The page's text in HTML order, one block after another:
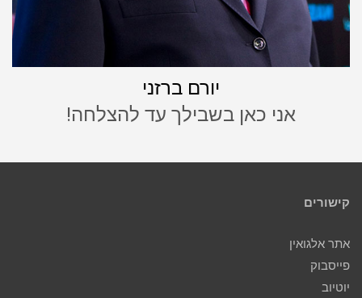
יורם ברזני
אני כאן בשבילך עד להצלחה!
קישורים
אתר אלגואין
פייסבוק
יוטיוב